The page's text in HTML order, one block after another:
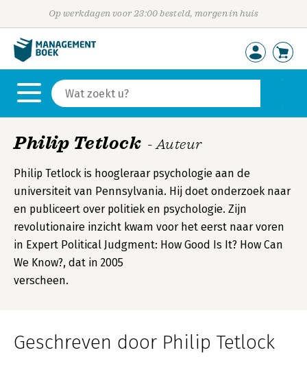
Op werkdagen voor 23:00 besteld, morgen in huis
Philip Tetlock - Auteur
Philip Tetlock is hoogleraar psychologie aan de
universiteit van Pennsylvania. Hij doet onderzoek naar
en publiceert over politiek en psychologie. Zijn
revolutionaire inzicht kwam voor het eerst naar voren
in Expert Political Judgment: How Good Is It? How Can
We Know?, dat in 2005
verscheen.
Geschreven door Philip Tetlock